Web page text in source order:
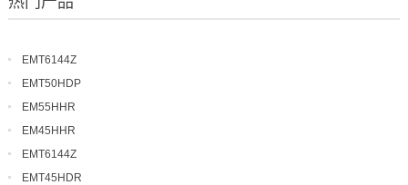
EMT6144Z
EMT50HDP
EM55HHR
EM45HHR
EMT6144Z
EMT45HDR